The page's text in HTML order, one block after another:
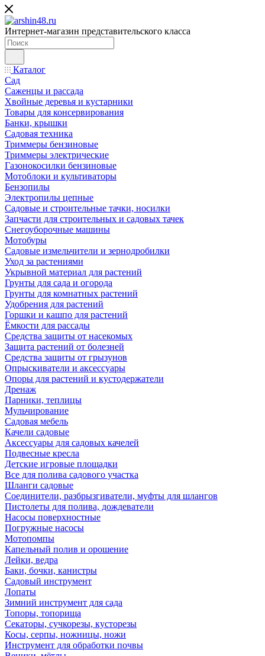
Интернет-магазин представительского класса
Каталог
Сад
Саженцы и рассада
Хвойные деревья и кустарники
Товары для консервирования
Банки, крышки
Садовая техника
Триммеры бензиновые
Триммеры электрические
Газонокосилки бензиновые
Мотоблоки и культиваторы
Бензопилы
Электропилы цепные
Садовые и строительные тачки, носилки
Запчасти для строительных и садовых тачек
Снегоуборочные машины
Мотобуры
Садовые измельчители и зернодробилки
Уход за растениями
Укрывной материал для растений
Грунты для сада и огорода
Грунты для комнатных растений
Удобрения для растений
Горшки и кашпо для растений
Ёмкости для рассады
Средства защиты от насекомых
Защита растений от болезней
Средства защиты от грызунов
Опрыскиватели и аксессуары
Опоры для растений и кустодержатели
Дренаж
Парники, теплицы
Мульчирование
Садовая мебель
Качели садовые
Аксессуары для садовых качелей
Подвесные кресла
Детские игровые площадки
Все для полива садового участка
Шланги садовые
Соединители, разбрызгиватели, муфты для шлангов
Пистолеты для полива, дождеватели
Насосы поверхностные
Погружные насосы
Мотопомпы
Капельный полив и орошение
Лейки, ведра
Баки, бочки, канистры
Садовый инструмент
Лопаты
Зимний инструмент для сада
Топоры, топорища
Секаторы, сучкорезы, кусторезы
Косы, серпы, ножницы, ножи
Инструмент для обработки почвы